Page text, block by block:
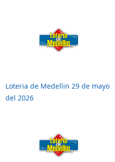
Loteria de Medellin 29 de mayo
del 2026